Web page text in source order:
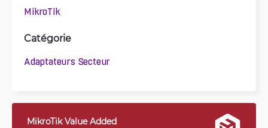
MikroTik
Catégorie
Adaptateurs Secteur
MikroTik Value Added